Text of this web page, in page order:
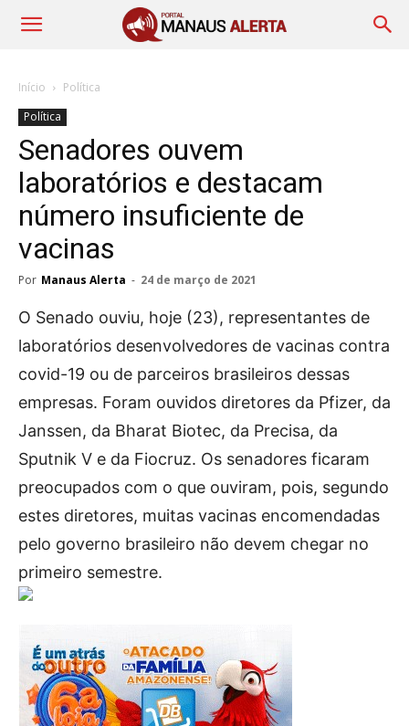
Início
Política
Política
Senadores ouvem
laboratórios e destacam
número insuficiente de
vacinas
Por Manaus Alerta - 24 de março de 2021
O Senado ouviu, hoje (23), representantes de
laboratórios desenvolvedores de vacinas contra
covid-19 ou de parceiros brasileiros dessas
empresas. Foram ouvidos diretores da Pfizer, da
Janssen, da Bharat Biotec, da Precisa, da
Sputnik V e da Fiocruz. Os senadores ficaram
preocupados com o que ouviram, pois, segundo
estes diretores, muitas vacinas encomendadas
pelo governo brasileiro não devem chegar no
primeiro semestre.